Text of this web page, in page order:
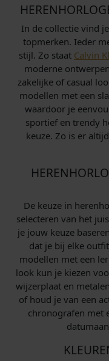
In de collectie vind
topmerken. Ieder
stijl. Zo staat Calvin
moderne
zakelijke of casual
modellen met een
waardoor je
sportief en trendy
keuze. Zo is er
De keuze in
selecteren van het
je jouw keuze
dat je bij elke
modellen met een
look kun je kiezen
wijzerplaat en
of houd je van een
chronografen met